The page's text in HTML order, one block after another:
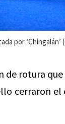
por ‘Chingalán’
de rotura
cerraron